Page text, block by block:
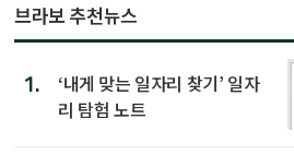
브라보 추천뉴스
1.
‘내게 맞는 일자리 찾기’ 일자
리 탐험 노트